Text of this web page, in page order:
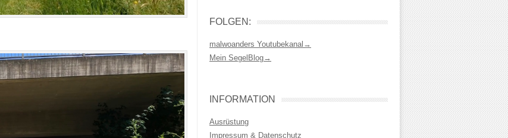
FOLGEN:
malwoanders Youtubekanal→
Mein SegelBlog→
INFORMATION
Ausrüstung
Impressum & Datenschutz